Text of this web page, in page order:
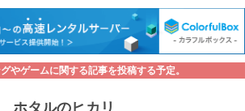
やゲームに関する記事を投稿する予定。
ホタルのヒカリ